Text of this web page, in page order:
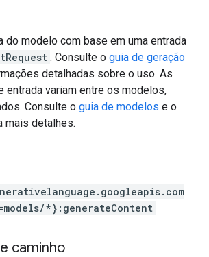
do modelo com base em uma entrada
. Consulte o guia de geração
detalhadas sobre o uso. As
entrada variam entre os modelos,
Consulte o guia de modelos e o
mais detalhes.
/*}:generateContent
caminho